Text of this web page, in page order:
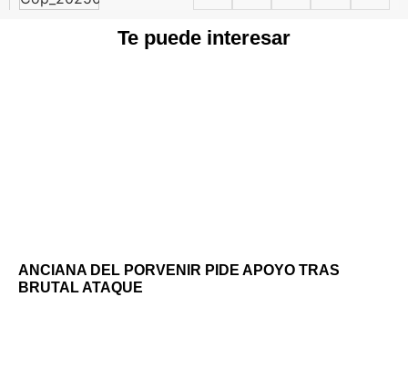
Te puede interesar
ANCIANA DEL PORVENIR PIDE APOYO TRAS
BRUTAL ATAQUE